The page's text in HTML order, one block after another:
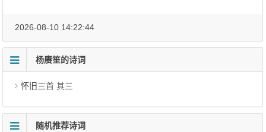
2026-08-10 14:22:44
杨赓笙的诗词
怀旧三首 其三
随机推荐诗词